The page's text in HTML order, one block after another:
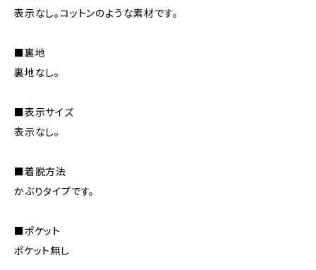
表示なし。コットンのような素材です。
■裏地
裏地なし。
■表示サイズ
表示なし。
■着脱方法
かぶりタイプです。
■ポケット
ポケット無し